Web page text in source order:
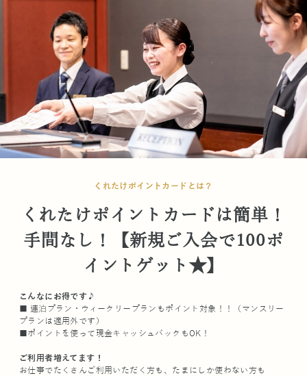
くれたけポイントカードとは？
くれたけポイントカードは簡単！
手間なし！【新規ご入会で100ポ
イントゲット★】
こんなにお得です♪
■ 連泊プラン・ウィークリープランもポイント対象！！（マンスリー
プランは適用外です）
■ポイントを使って現金キャッシュバックもOK！
ご利用者増えてます！
お仕事でたくさんご利用いただく方も、たまにしか使わない方も